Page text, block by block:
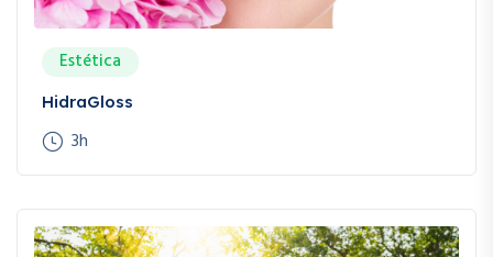
Estética
HidraGloss
3h